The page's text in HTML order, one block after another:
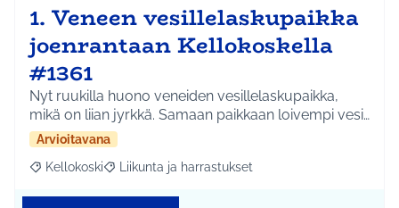
1. Veneen vesillelaskupaikka
joenrantaan Kellokoskella
#1361
Nyt ruukilla huono veneiden vesillelaskupaikka,
mikä on liian jyrkkä. Samaan paikkaan loivempi vesi…
Arvioitavana
Rajaa tulokset aihepiirin mukaan: Kellokoski
Kellokoski Rajaa tulokset teeman mukaan: Liikunta ja
Liikunta ja harrastukset